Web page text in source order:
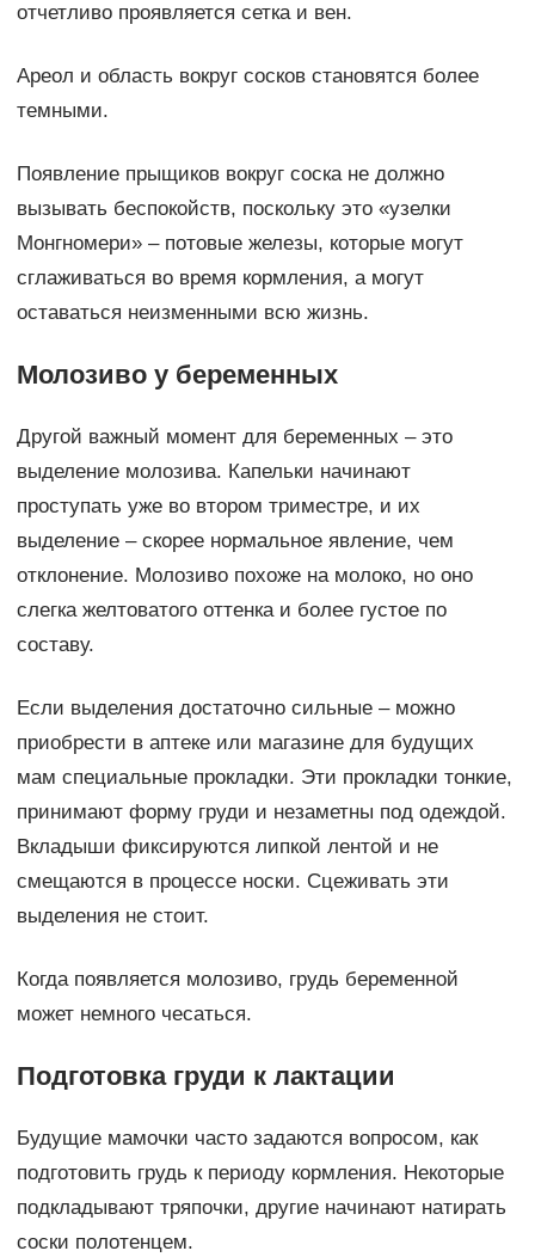
отчетливо проявляется сетка и вен.
Ареол и область вокруг сосков становятся более
темными.
Появление прыщиков вокруг соска не должно
вызывать беспокойств, поскольку это «узелки
Монгномери» – потовые железы, которые могут
сглаживаться во время кормления, а могут
оставаться неизменными всю жизнь.
Молозиво у беременных
Другой важный момент для беременных – это
выделение молозива. Капельки начинают
проступать уже во втором триместре, и их
выделение – скорее нормальное явление, чем
отклонение. Молозиво похоже на молоко, но оно
слегка желтоватого оттенка и более густое по
составу.
Если выделения достаточно сильные – можно
приобрести в аптеке или магазине для будущих
мам специальные прокладки. Эти прокладки тонкие,
принимают форму груди и незаметны под одеждой.
Вкладыши фиксируются липкой лентой и не
смещаются в процессе носки. Сцеживать эти
выделения не стоит.
Когда появляется молозиво, грудь беременной
может немного чесаться.
Подготовка груди к лактации
Будущие мамочки часто задаются вопросом, как
подготовить грудь к периоду кормления. Некоторые
подкладывают тряпочки, другие начинают натирать
соски полотенцем.